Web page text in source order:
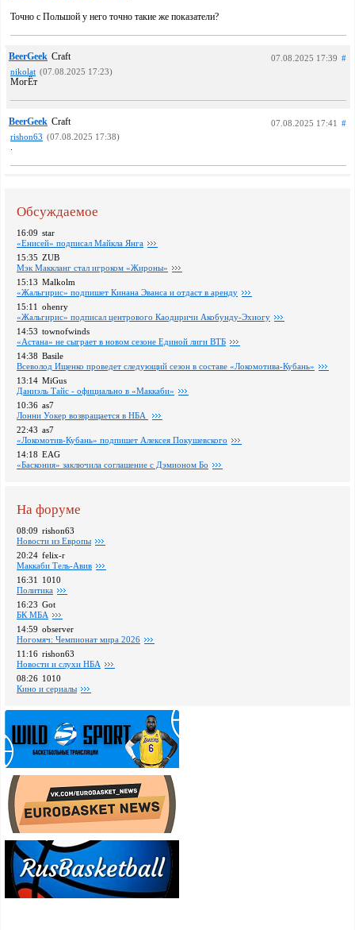
Точно с Польшой у него точно такие же показатели?
BeerGeek Craft 07.08.2025 17:39 #
nikolat (07.08.2025 17:23)
МогЁт
BeerGeek Craft 07.08.2025 17:41 #
rishon63 (07.08.2025 17:38)
.
Обсуждаемое
16:09 star
«Енисей» подписал Майкла Янга
15:35 ZUB
Мэк Маккланг стал игроком «Жироны»
15:13 Malkolm
«Жальгирис» подпишет Кинана Эванса и отдаст в аренду
15:11 ohenry
«Жальгирис» подписал центрового Каодиричи Акобунду-Эхиогу
14:53 townofwinds
«Астана» не сыграет в новом сезоне Единой лиги ВТБ
14:38 Basile
Всеволод Ищенко проведет следующий сезон в составе «Локомотива-Кубань»
13:14 MiGus
Даниэль Тайс - официально в «Маккаби»
10:36 as7
Лонни Уокер возвращается в НБА
22:43 as7
«Локомотив-Кубань» подпишет Алексея Покушевского
14:18 EAG
«Баскония» заключила соглашение с Дэмионом Бо
На форуме
08:09 rishon63
Новости из Европы
20:24 felix-r
Маккаби Тель-Авив
16:31
1010
Политика
16:23 Got
БК МБА
14:59 observer
Ногомяч: Чемпионат мира 2026
11:16 rishon63
Новости и слухи НБА
08:26 1010
Кино и сериалы